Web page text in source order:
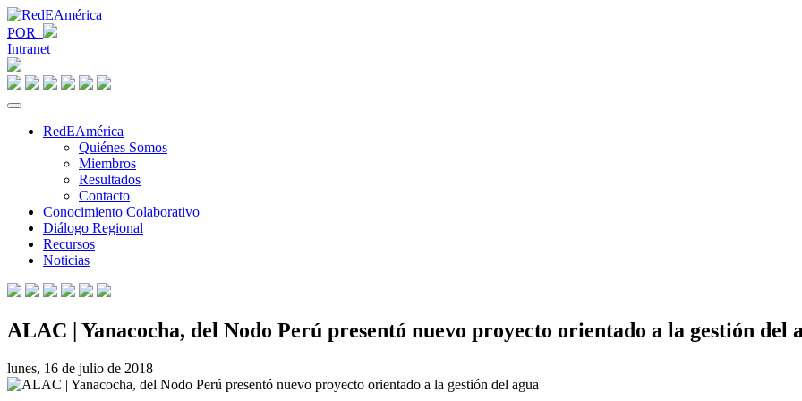
POR
Intranet
RedEAmérica
Quiénes Somos
Miembros
Resultados
Contacto
Conocimiento Colaborativo
Diálogo Regional
Recursos
Noticias
ALAC | Yanacocha, del Nodo Perú presentó nuevo proyecto orientado a la gestión del
lunes, 16 de julio de 2018